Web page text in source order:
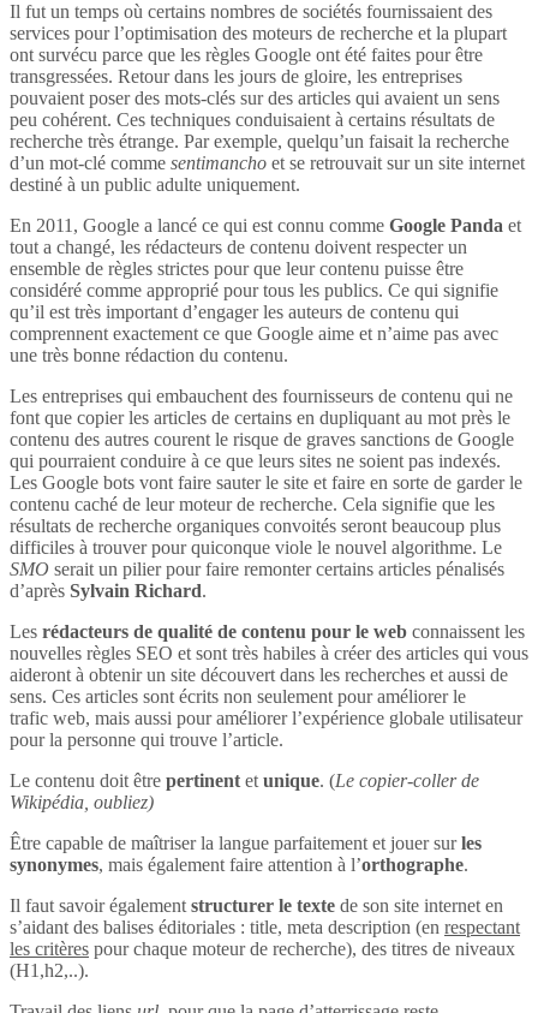
Il fut un temps où certains nombres de sociétés fournissaient des
services pour l’optimisation des moteurs de recherche et la plupart
ont survécu parce que les règles Google ont été faites pour être
transgressées. Retour dans les jours de gloire, les entreprises
pouvaient poser des mots-clés sur des articles qui avaient un sens
peu cohérent. Ces techniques conduisaient à certains résultats de
recherche très étrange. Par exemple, quelqu’un faisait la recherche
d’un mot-clé comme sentimancho et se retrouvait sur un site internet
destiné à un public adulte uniquement.
En 2011, Google a lancé ce qui est connu comme Google Panda et
tout a changé, les rédacteurs de contenu doivent respecter un
ensemble de règles strictes pour que leur contenu puisse être
considéré comme approprié pour tous les publics. Ce qui signifie
qu’il est très important d’engager les auteurs de contenu qui
comprennent exactement ce que Google aime et n’aime pas avec
une très bonne rédaction du contenu.
Les entreprises qui embauchent des fournisseurs de contenu qui ne
font que copier les articles de certains en dupliquant au mot près le
contenu des autres courent le risque de graves sanctions de Google
qui pourraient conduire à ce que leurs sites ne soient pas indexés.
Les Google bots vont faire sauter le site et faire en sorte de garder le
contenu caché de leur moteur de recherche. Cela signifie que les
résultats de recherche organiques convoités seront beaucoup plus
difficiles à trouver pour quiconque viole le nouvel algorithme. Le
SMO serait un pilier pour faire remonter certains articles pénalisés
d’après Sylvain Richard.
Les rédacteurs de qualité de contenu pour le web connaissent les
nouvelles règles SEO et sont très habiles à créer des articles qui vous
aideront à obtenir un site découvert dans les recherches et aussi de
sens. Ces articles sont écrits non seulement pour améliorer le
trafic web, mais aussi pour améliorer l’expérience globale utilisateur
pour la personne qui trouve l’article.
Le contenu doit être pertinent et unique. (Le copier-coller de
Wikipédia, oubliez)
Être capable de maîtriser la langue parfaitement et jouer surles
synonymes, mais également faire attention à l’orthographe.
Il faut savoir également structurer le texte de son site internet en
s’aidant des balises éditoriales : title, meta description (en respectant
les critères pour chaque moteur de recherche), des titres de niveaux
(H1,h2,..).